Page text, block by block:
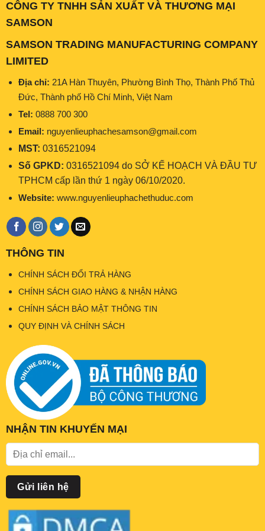
CÔNG TY TNHH SẢN XUẤT VÀ THƯƠNG MẠI
SAMSON
SAMSON TRADING MANUFACTURING COMPANY
LIMITED
Địa chỉ: 21A Hàn Thuyên, Phường Bình Thọ, Thành Phố Thủ
Đức, Thành phố Hồ Chí Minh, Việt Nam
Tel: 0888 700 300
Email: nguyenlieuphachesamson@gmail.com
MST: 0316521094
Số GPKD: 0316521094 do SỞ KẾ HOẠCH VÀ ĐẦU TƯ
TPHCM cấp lần thứ 1 ngày 06/10/2020.
Website: www.nguyenlieuphachethuduc.com
THÔNG TIN
CHÍNH SÁCH ĐỔI TRẢ HÀNG
CHÍNH SÁCH GIAO HÀNG & NHẬN HÀNG
CHÍNH SÁCH BẢO MẬT THÔNG TIN
QUY ĐỊNH VÀ CHÍNH SÁCH
NHẬN TIN KHUYẾN MẠI